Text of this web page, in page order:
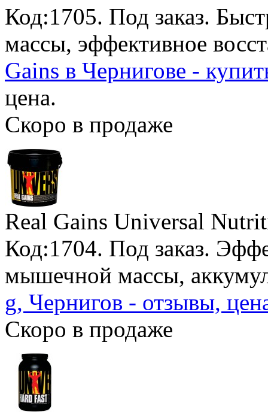
Код:1705. Под заказ.
массы, эффективное
Gains в Чернигове -
цена.
Скоро в продаже
Real Gains Universal
Код:1704. Под заказ.
мышечной массы,
g, Чернигов - отзывы,
Скоро в продаже